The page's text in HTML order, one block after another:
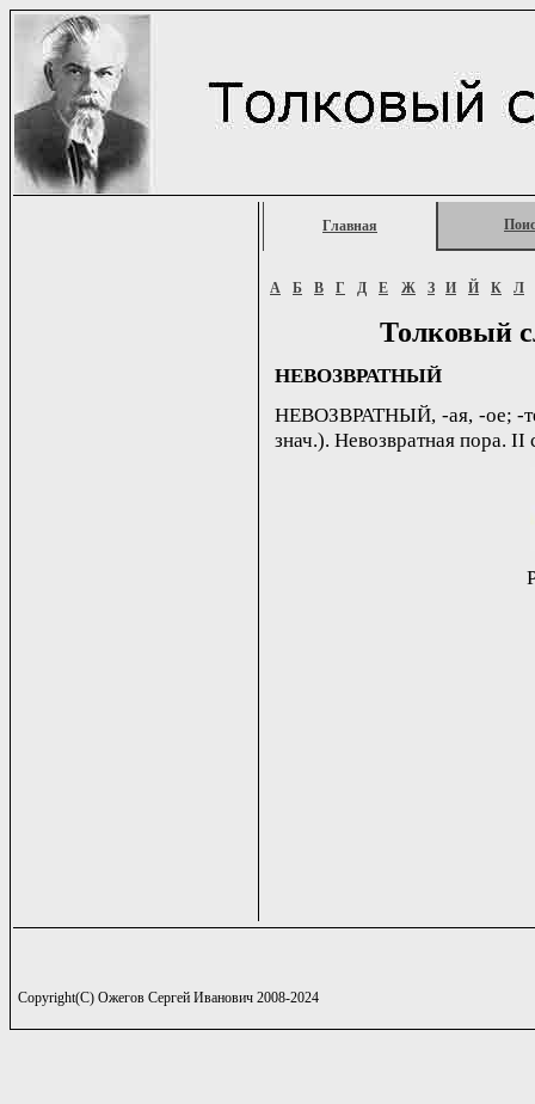
Главная
А Б В Г Д Е Ж З И Й К Л
Толковый
НЕВОЗВРАТНЫЙ
НЕВОЗВРАТНЫЙ, -ая, -ое; -
знач.). Невозвратная пора.
Copyright(C) Ожегов Сергей Иванович 2008-2024